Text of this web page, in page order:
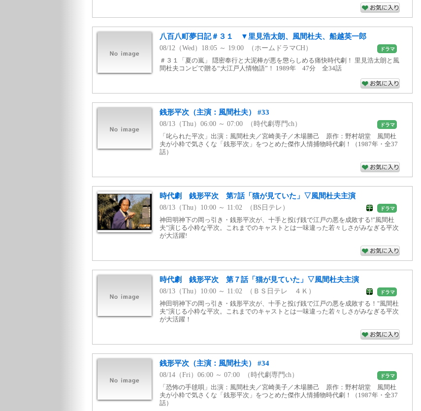
八百八町夢日記＃３１ ▼里見浩太朗、風間杜夫、船越英一郎
08/12（Wed）18:05 ～ 19:00 （ホームドラマCH） ドラマ
＃３１「夏の嵐」 隠密奉行と大泥棒が悪を懲らしめる痛快時代劇！ 里見浩太朗と風
間杜夫コンビで贈る“大江戸人情物語”！ 1989年 47分 全34話
銭形平次（主演：風間杜夫） #33
08/13（Thu）06:00 ～ 07:00 （時代劇専門ch） ドラマ
「叱られた平次」出演：風間杜夫／宮崎美子／木場勝己 原作：野村胡堂 風間杜
夫が小粋で気さくな「銭形平次」をつとめた傑作人情捕物時代劇！（1987年・全37
話）
時代劇 銭形平次 第7話「猫が見ていた」▽風間杜夫主演
08/13（Thu）10:00 ～ 11:02 （BS日テレ） ドラマ
神田明神下の岡っ引き・銭形平次が、十手と投げ銭で江戸の悪を成敗する!"風間杜
夫"演じる小粋な平次。これまでのキャストとは一味違った若々しさがみなぎる平次
が大活躍!
時代劇 銭形平次 第７話「猫が見ていた」▽風間杜夫主演
08/13（Thu）10:00 ～ 11:02 （ＢＳ日テレ ４Ｋ） ドラマ
神田明神下の岡っ引き・銭形平次が、十手と投げ銭で江戸の悪を成敗する！"風間杜
夫"演じる小粋な平次。これまでのキャストとは一味違った若々しさがみなぎる平次
が大活躍！
銭形平次（主演：風間杜夫） #34
08/14（Fri）06:00 ～ 07:00 （時代劇専門ch） ドラマ
「恐怖の手毬唄」出演：風間杜夫／宮崎美子／木場勝己 原作：野村胡堂 風間杜
夫が小粋で気さくな「銭形平次」をつとめた傑作人情捕物時代劇！（1987年・全37
話）